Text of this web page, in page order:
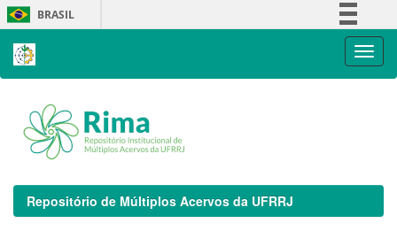
Skip
navigation
BRASIL
Repositório de Múltiplos Acervos da UFRRJ